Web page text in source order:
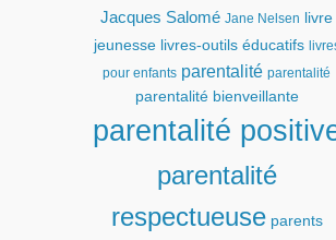
Jacques Salomé Jane Nelsen
livre
jeunesse livres-outils éducatifs
pour enfants parentalité parentalité
parentalité bienveillante
parentalité
parentalité
respectueuse parents